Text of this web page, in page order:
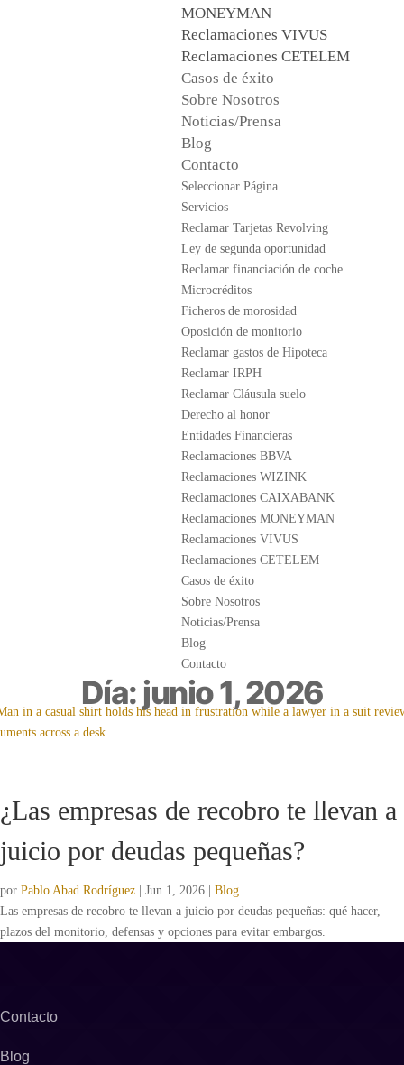
MONEYMAN
Reclamaciones VIVUS
Reclamaciones CETELEM
Casos de éxito
Sobre Nosotros
Noticias/Prensa
Blog
Contacto
Seleccionar Página
Servicios
Reclamar Tarjetas Revolving
Ley de segunda oportunidad
Reclamar financiación de coche
Microcréditos
Ficheros de morosidad
Oposición de monitorio
Reclamar gastos de Hipoteca
Reclamar IRPH
Reclamar Cláusula suelo
Derecho al honor
Entidades Financieras
Reclamaciones BBVA
Reclamaciones WIZINK
Reclamaciones CAIXABANK
Reclamaciones MONEYMAN
Reclamaciones VIVUS
Reclamaciones CETELEM
Casos de éxito
Sobre Nosotros
Noticias/Prensa
Blog
Contacto
Día: junio 1, 2026
¿Las empresas de recobro te llevan a
juicio por deudas pequeñas?
por Pablo Abad Rodríguez Jun 1, 2026
Blog
Las empresas de recobro te llevan a juicio por deudas pequeñas: qué hacer,
plazos del monitorio, defensas y opciones para evitar embargos.
Contacto
Blog